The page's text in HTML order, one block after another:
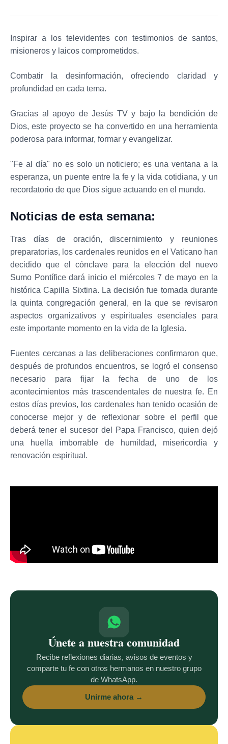
Inspirar a los televidentes con testimonios de santos,
misioneros y laicos comprometidos.
Combatir la desinformación, ofreciendo claridad y
profundidad en cada tema.
Gracias al apoyo de Jesús TV y bajo la bendición de
Dios, este proyecto se ha convertido en una herramienta
poderosa para informar, formar y evangelizar.
"Fe al día" no es solo un noticiero; es una ventana a la
esperanza, un puente entre la fe y la vida cotidiana, y un
recordatorio de que Dios sigue actuando en el mundo.
Noticias de esta semana:
Tras días de oración, discernimiento y reuniones
preparatorias, los cardenales reunidos en el Vaticano han
decidido que el cónclave para la elección del nuevo
Sumo Pontífice dará inicio el miércoles 7 de mayo en la
histórica Capilla Sixtina. La decisión fue tomada durante
la quinta congregación general, en la que se revisaron
aspectos organizativos y espirituales esenciales para
este importante momento en la vida de la Iglesia.
Fuentes cercanas a las deliberaciones confirmaron que,
después de profundos encuentros, se logró el consenso
necesario para fijar la fecha de uno de los
acontecimientos más trascendentales de nuestra fe. En
estos días previos, los cardenales han tenido ocasión de
conocerse mejor y de reflexionar sobre el perfil que
deberá tener el sucesor del Papa Francisco, quien dejó
una huella imborrable de humildad, misericordia y
renovación espiritual.
Únete a nuestra comunidad
Recibe reflexiones diarias, avisos de eventos y
comparte tu fe con otros hermanos en nuestro grupo
de WhatsApp.
Unirme ahora →